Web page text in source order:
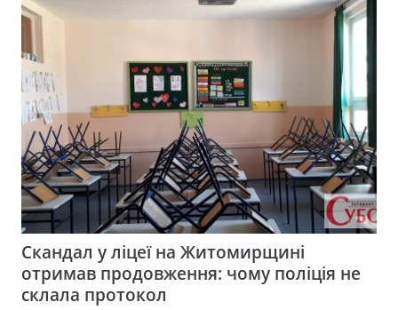
Скандал у ліцеї на Житомирщині
отримав продовження: чому поліція не
склала протокол